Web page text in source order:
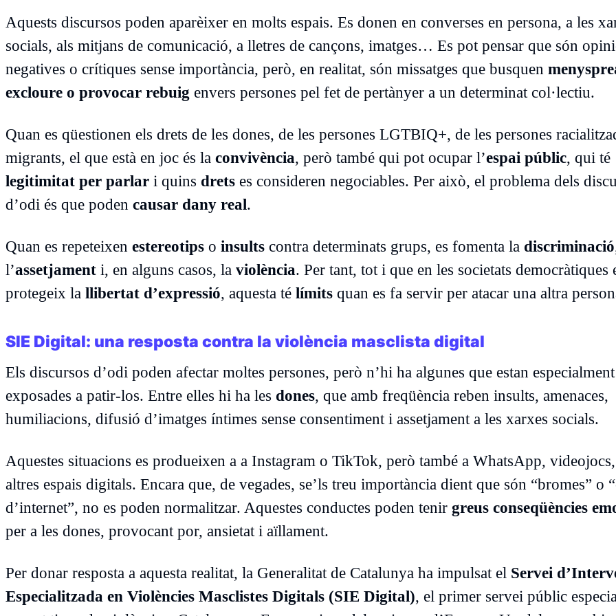
Aquests discursos poden aparèixer en molts espais. Es donen en converses en persona, a les
socials, als mitjans de comunicació, a lletres de cançons, imatges… Es pot pensar que són
negatives o crítiques sense importància, però, en realitat, són missatges que busquen
excloure o provocar rebuig envers persones pel fet de pertànyer a un determinat col·lectiu.
Quan es qüestionen els drets de les dones, de les persones LGTBIQ+, de les persones
migrants, el que està en joc és la convivència, però també qui pot ocupar l’espai públic, qui té
legitimitat per parlar i quins drets es consideren negociables. Per això, el problema dels
d’odi és que poden causar dany real.
Quan es repeteixen estereotips o insults contra determinats grups, es fomenta la discriminació
l’assetjament i, en alguns casos, la violència. Per tant, tot i que en les societats democràtiques
protegeix la llibertat d’expressió, aquesta té límits quan es fa servir per atacar una altra
SIE Digital: una resposta contra la violència masclista digital
Els discursos d’odi poden afectar moltes persones, però n’hi ha algunes que estan especialment
exposades a patir-los. Entre elles hi ha les dones, que amb freqüència reben insults, amenaces,
humiliacions, difusió d’imatges íntimes sense consentiment i assetjament a les xarxes socials.
Aquestes situacions es produeixen a a Instagram o TikTok, però també a WhatsApp,
altres espais digitals. Encara que, de vegades, se’ls treu importància dient que són “bromes” o
d’internet”, no es poden normalitzar. Aquestes conductes poden tenir greus conseqüències
per a les dones, provocant por, ansietat i aïllament.
Per donar resposta a aquesta realitat, la Generalitat de Catalunya ha impulsat el Servei
Especialitzada en Violències Masclistes Digitals (SIE Digital), el primer servei públic